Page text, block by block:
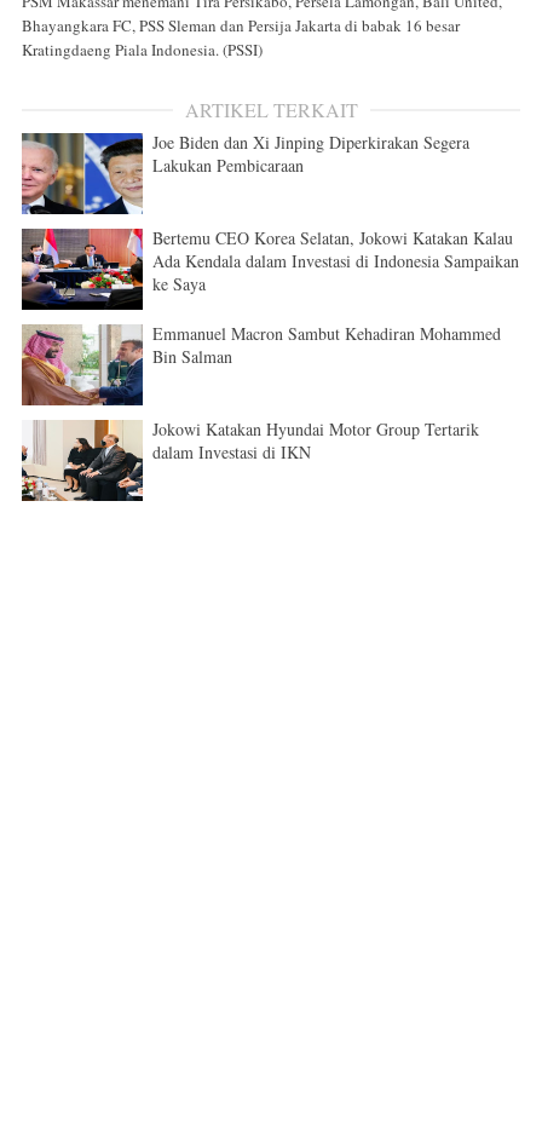
Bhayangkara FC, PSS Sleman dan Persija Jakarta di babak 16 besar
Kratingdaeng Piala Indonesia. (PSSI)
ARTIKEL TERKAIT
Joe Biden dan Xi Jinping Diperkirakan Segera
Lakukan Pembicaraan
Bertemu CEO Korea Selatan, Jokowi Katakan Kalau
Ada Kendala dalam Investasi di Indonesia Sampaikan
ke Saya
Emmanuel Macron Sambut Kehadiran Mohammed
Bin Salman
Jokowi Katakan Hyundai Motor Group Tertarik
dalam Investasi di IKN